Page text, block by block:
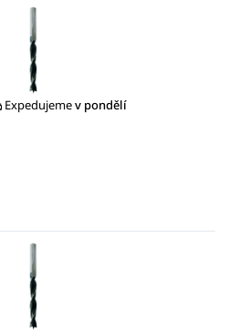
Expedujemev pondělí